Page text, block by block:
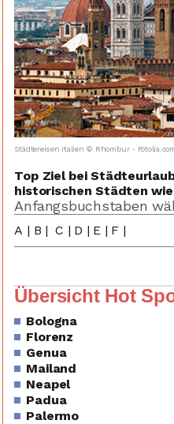
Städtereisen Italien © Rhombur -
Top Ziel bei
historischen Städten
Anfangsbuchstaben
A | B |C | D | E | F |
Übersicht Hot
Bologna
Florenz
Genua
Mailand
Neapel
Padua
Palermo